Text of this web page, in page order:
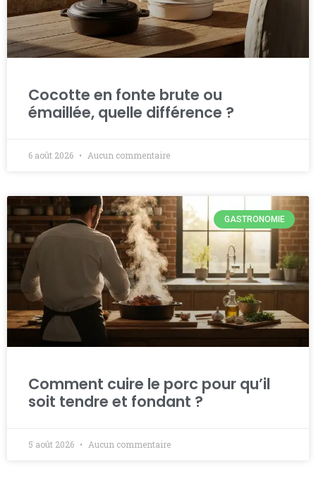
Cocotte en fonte brute ou
émaillée, quelle différence ?
6 août 2026 Aucun commentaire
GASTRONOMIE
Comment cuire le porc pour qu’il
soit tendre et fondant ?
5 août 2026 Aucun commentaire